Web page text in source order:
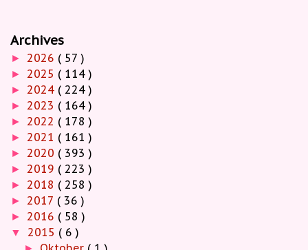
Archives
► 2026 ( 57 )
► 2025 ( 114 )
► 2024 ( 224 )
► 2023 ( 164 )
► 2022 ( 178 )
► 2021 ( 161 )
► 2020 ( 393 )
► 2019 ( 223 )
► 2018 ( 258 )
► 2017 ( 36 )
► 2016 ( 58 )
▼ 2015 ( 6 )